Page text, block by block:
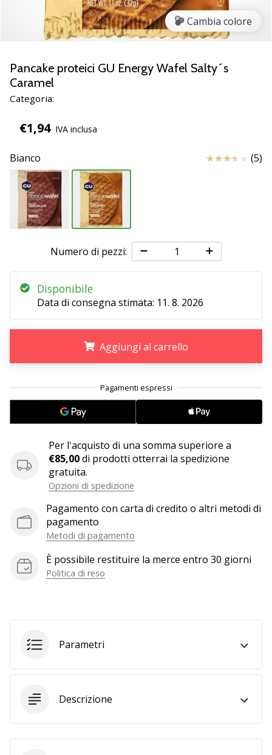
da
pallamano
PUMA
Accelerate
SQD
Conosci
gli
aggiornamenti
tecnici
valuta
25. 11. 2024
•
Tempo di lettura: 1 min.
nostro
WePlayHandball
Anche
un
fanatico
dell'handball
noi?
Unisciti
noi
come
Mostra
tutti gli
Cambia colore
Pancake proteici GU Energy Wafel Salty´s
Caramel
Categoria:
€1,94 IVA inclusa
Bianco Recensioni(5)
Numero di pezzi:
Disponibile
Data di consegna stimata: 11. 8. 2026
Aggiungi al carrello
Per l'acquisto di una somma superiore a
€85,00di prodotti otterrai la spedizione
gratuita.
Opzioni di spedizione
Pagamento con carta di credito o altri metodi di
pagamento
Metodi di pagamento
È possibile restituire la merce entro 30 giorni
Politica di reso
Parametri
Descrizione